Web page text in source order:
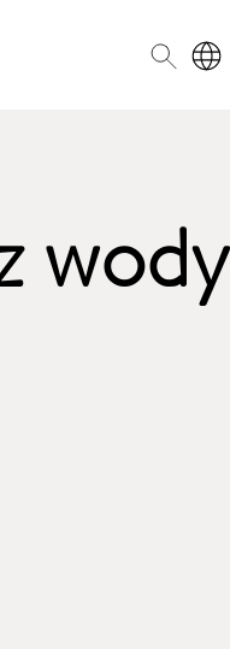
PL
wody